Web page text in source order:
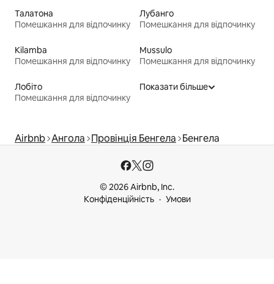
Талатона
Помешкання для відпочинку
Лубанго
Помешкання для відпочинку
Kilamba
Помешкання для відпочинку
Mussulo
Помешкання для відпочинку
Лобіто
Помешкання для відпочинку
Показати більше
Airbnb Ангола Провінція Бенгела Бенгела
© 2026 Airbnb, Inc.
Конфіденційність
Умови